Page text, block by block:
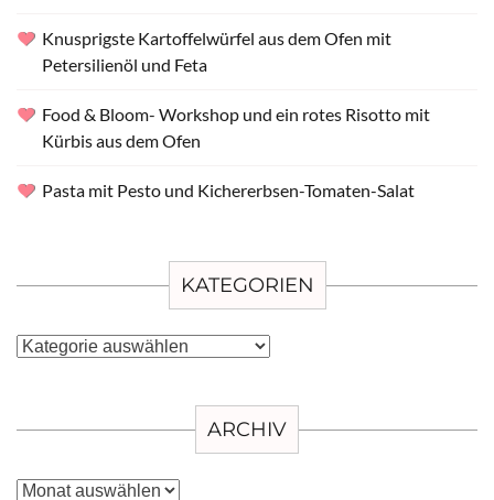
Knusprigste Kartoffelwürfel aus dem Ofen mit
Petersilienöl und Feta
Food & Bloom- Workshop und ein rotes Risotto mit
Kürbis aus dem Ofen
Pasta mit Pesto und Kichererbsen-Tomaten-Salat
KATEGORIEN
Kategorien
ARCHIV
Archiv